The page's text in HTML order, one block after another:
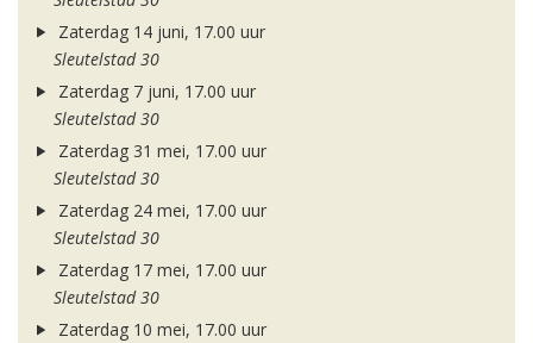
Zaterdag 14 juni, 17.00 uur
Sleutelstad 30
Zaterdag 7 juni, 17.00 uur
Sleutelstad 30
Zaterdag 31 mei, 17.00 uur
Sleutelstad 30
Zaterdag 24 mei, 17.00 uur
Sleutelstad 30
Zaterdag 17 mei, 17.00 uur
Sleutelstad 30
Zaterdag 10 mei, 17.00 uur